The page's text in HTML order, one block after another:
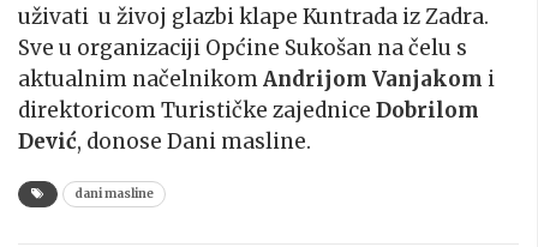
uživati u živoj glazbi klape Kuntrada iz Zadra.
Sve u organizaciji Općine Sukošan na čelu s
aktualnim načelnikomAndrijom Vanjakom i
direktoricom Turističke zajednice Dobrilom
Dević, donose Dani masline.
dani masline